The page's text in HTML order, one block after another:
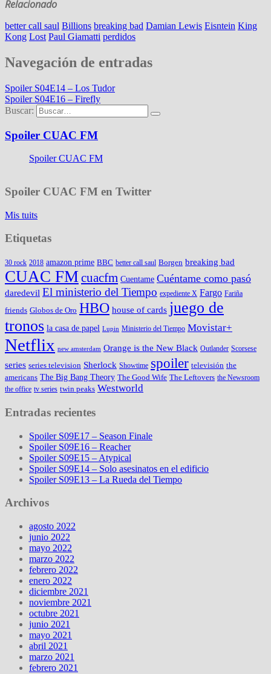
Relacionado
better call saul Billions breaking bad Damian Lewis Eisntein King
Kong Lost Paul Giamatti perdidos
Navegación de entradas
Spoiler S04E14 – Los Tudor
Spoiler S04E16 – Firefly
Buscar:
Spoiler CUAC FM
Spoiler CUAC FM
Spoiler CUAC FM en Twitter
Mis tuits
Etiquetas
30 rock 2018 amazon prime BBC better call saul Borgen breaking bad
CUAC FMcuacfm Cuentame Cuéntame como pasó
daredevil El ministerio del Tiempo expediente X Fargo Fariña
friends Globos de Oro HBO house of cards juego de
tronos la casa de papel Lupin Ministerio del Tiempo Movistar+
Netflix new amsterdam Orange is the New Black Outlander Scorsese
series series television Sherlock Showtime spoiler televisión the
americans The Big Bang Theory The Good Wife The Leftovers the Newsroom
the office tv series twin peaks Westworld
Entradas recientes
Spoiler S09E17 – Season Finale
Spoiler S09E16 – Reacher
Spoiler S09E15 – Atypical
Spoiler S09E14 – Solo asesinatos en el edificio
Spoiler S09E13 – La Rueda del Tiempo
Archivos
agosto 2022
junio 2022
mayo 2022
marzo 2022
febrero 2022
enero 2022
diciembre 2021
noviembre 2021
octubre 2021
junio 2021
mayo 2021
abril 2021
marzo 2021
febrero 2021